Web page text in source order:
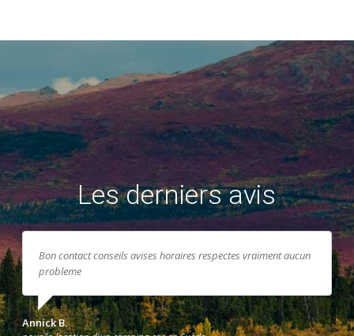
Les derniers avis
Bon contact conseils avises horaires respectes vraiment aucun
probleme
Annick B.